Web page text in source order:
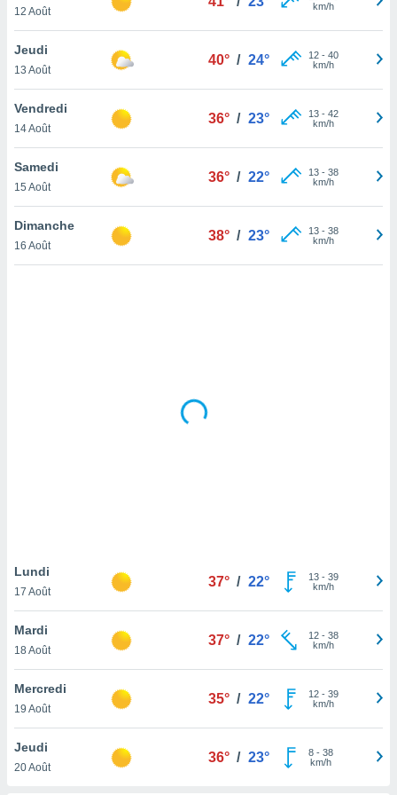
en
de
à
des
cas,
que
la
sur le
et que
ne
12 Août
km/h
Jeudi
13 Août
40° / 24° 12- 40
km/h
Vendredi
14 Août
36° / 23° 13- 42
km/h
Samedi
15 Août
36° / 22° 13- 38
km/h
Dimanche
16 Août
38° / 23° 13- 38
km/h
Lundi
17 Août
37° / 22° 13- 39
km/h
Mardi
18 Août
37° / 22° 12- 38
km/h
Mercredi
19 Août
35° / 22° 12- 39
km/h
Jeudi
20 Août
36° / 23° 8- 38
km/h